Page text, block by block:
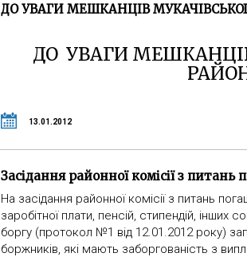
ДО УВАГИ МЕШКАНЦІВ
ДО УВАГИ
13.01.2012
Засідання районної комісії з питань
На засідання районної комісії з питань
заробітної плати, пенсій, стипендій, інших
боргу (протокол №1 від 12.01.2012 року)
боржників, які мають заборгованість з